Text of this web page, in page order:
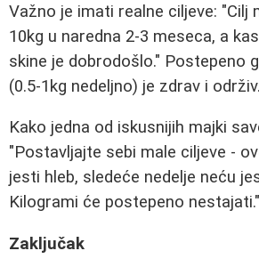
Važno je imati realne ciljeve: "Cilj
10kg u naredna 2-3 meseca, a
skine je dobrodošlo." Postepeno
(0.5-1kg nedeljno) je zdrav i održiv.
Kako jedna od iskusnijih majki
"Postavljajte sebi male ciljeve -
jesti hleb, sledeće nedelje neću
Kilogrami će postepeno nestajati."
Zaključak